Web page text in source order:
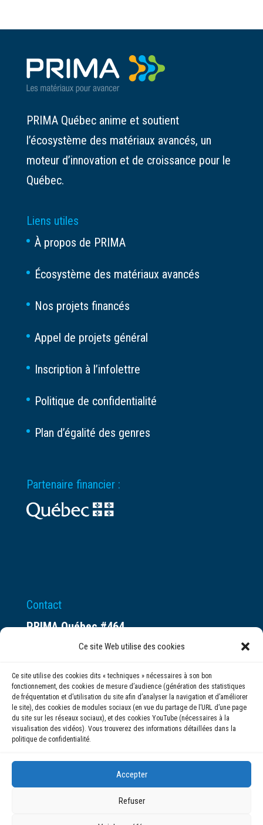
Ce site Web utilise des cookies
Ce site utilise des cookies dits « techniques » nécessaires à son bon
fonctionnement, des cookies de mesure d’audience (génération des statistiques
de fréquentation et d’utilisation du site afin d’analyser la navigation et d’améliorer
le site), des cookies de modules sociaux (en vue du partage de l’URL d’une page
du site sur les réseaux sociaux), et des cookies YouTube (nécessaires à la
visualisation des vidéos). Vous trouverez des informations détaillées dans la
politique de confidentialité.
Accepter
Refuser
PRIMA Québec anime et soutient
l’écosystème des matériaux avancés, un
moteur d’innovation et de croissance pour le
Québec.
Liens utiles
À propos de PRIMA
Écosystème des matériaux avancés
Nos projets financés
Appel de projets général
Inscription à l’infolettre
Politique de confidentialité
Plan d’égalité des genres
Partenaire financier :
Contact
PRIMA Québec #464
Espace ax.c
Montréal (QC) H3C 0B4
(514) 284-0211